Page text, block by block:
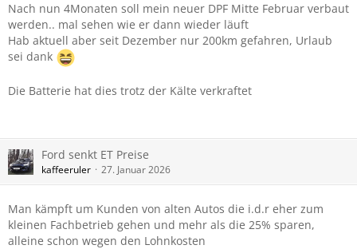
Nach nun 4Monaten soll mein neuer DPF Mitte Februar verbaut
werden.. mal sehen wie er dann wieder läuft
Hab aktuell aber seit Dezember nur 200km gefahren, Urlaub
sei dank
Die Batterie hat dies trotz der Kälte verkraftet
Ford senkt ET Preise
kaffeeruler 27. Januar 2026
Man kämpft um Kunden von alten Autos die i.d.r eher zum
kleinen Fachbetrieb gehen und mehr als die 25% sparen,
alleine schon wegen den Lohnkosten